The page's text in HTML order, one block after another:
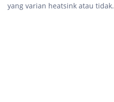
yang varian heatsink atau tidak.